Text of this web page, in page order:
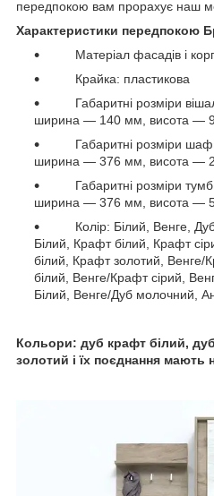
передпокою вам прорахує наш
Характеристики передпокою
Матеріал фасадів і
Крайка: пластикова
Габаритні розміри
ширина — 140 мм, висота —
Габаритні розміри
ширина — 376 мм, висота —
Габаритні розміри
ширина — 376 мм, висота —
Колір: Білий, Венге,
Білий, Крафт білий, Крафт
білий, Крафт золотий, Венге/
білий, Венге/Крафт сірий,
Білий, Венге/Дуб молочний,
Кольори: дуб крафт білий,
золотий і їх поєднання мають